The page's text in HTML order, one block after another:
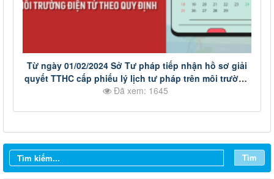
Từ ngày 01/02/2024 Sở Tư pháp tiếp nhận hồ sơ giải
quyết TTHC cấp phiếu lý lịch tư pháp trên môi trường
điện tử
Đã xem: 1645
Tìm